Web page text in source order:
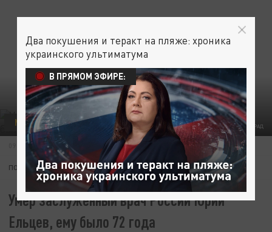
ФОТО: ЦАРЬГРАД
МЕДИЦИНА
09 МАЯ 19:50
ПОДПИШИТЕСЬ:
Умер заслуженный врач России Юрий
Ельцев, ему было 72 года
Два покушения и теракт на пляже: хроника
украинского ультиматума
В ПРЯМОМ ЭФИРЕ: